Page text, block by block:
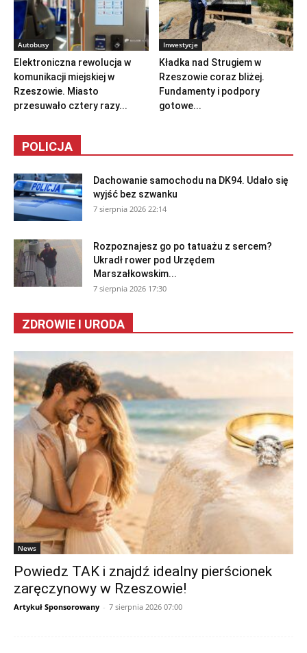
Autobusy
Elektroniczna rewolucja w
komunikacji miejskiej w
Rzeszowie. Miasto
przesuwało cztery razy...
Inwestycje
Kładka nad Strugiem w
Rzeszowie coraz bliżej.
Fundamenty i podpory
gotowe...
POLICJA
Dachowanie samochodu na DK94. Udało się
wyjść bez szwanku
7 sierpnia 2026 22:14
Rozpoznajesz go po tatuażu z sercem?
Ukradł rower pod Urzędem
Marszałkowskim...
7 sierpnia 2026 17:30
ZDROWIE I URODA
News
Powiedz TAK i znajdź idealny pierścionek
zaręczynowy w Rzeszowie!
Artykuł Sponsorowany - 7 sierpnia 2026 07:00